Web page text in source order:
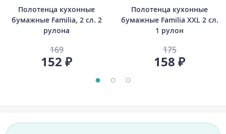
Полотенца кухонные
бумажные Familia, 2 сл. 2
рулона
169
152 ₽
Полотенца кухонные
бумажные Familia XXL 2 сл.
1 рулон
175
158 ₽